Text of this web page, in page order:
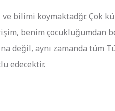
ve bilimi koymaktadğr. Çok
benim çocukluğumdan
değil, aynı zamanda tüm
edecektir.